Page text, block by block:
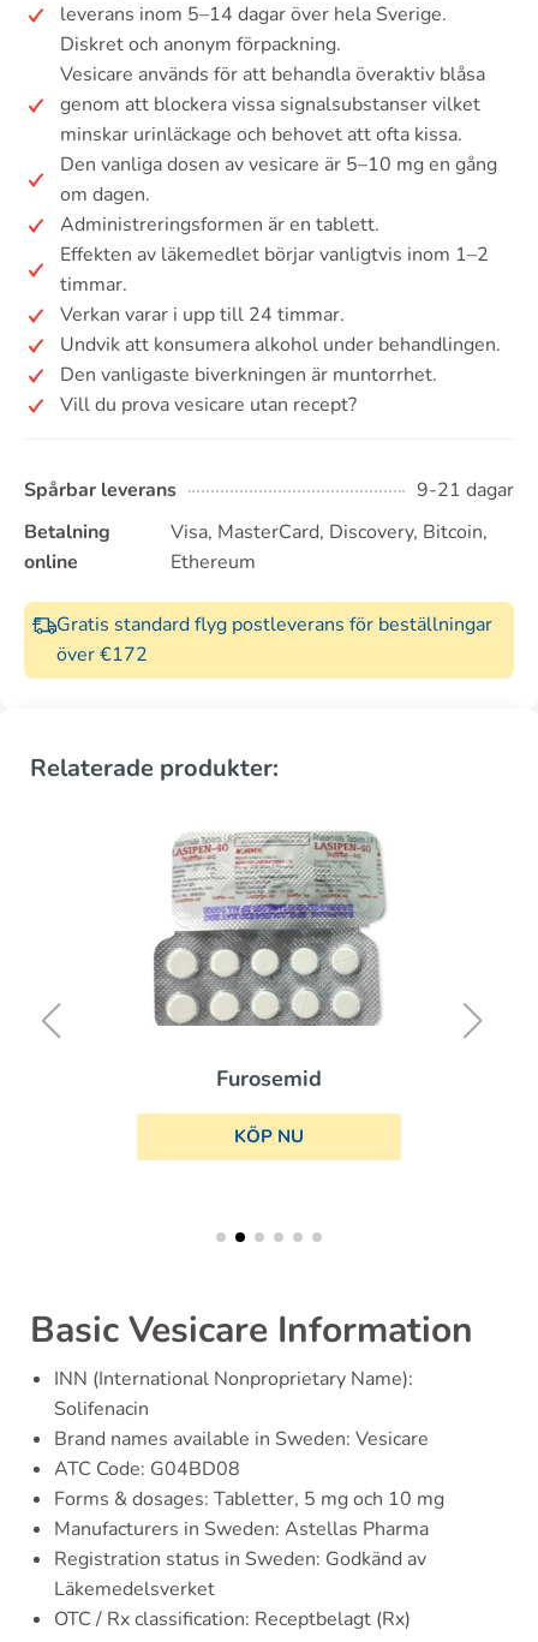
leverans inom 5–14 dagar över hela Sverige.
Diskret och anonym förpackning.
Vesicare används för att behandla överaktiv blåsa
genom att blockera vissa signalsubstanser vilket
minskar urinläckage och behovet att ofta kissa.
Den vanliga dosen av vesicare är 5–10 mg en gång
om dagen.
Administreringsformen är en tablett.
Effekten av läkemedlet börjar vanligtvis inom 1–2
timmar.
Verkan varar i upp till 24 timmar.
Undvik att konsumera alkohol under behandlingen.
Den vanligaste biverkningen är muntorrhet.
Vill du prova vesicare utan recept?
Spårbar leverans
9-21 dagar
Betalning
online
Visa, MasterCard, Discovery, Bitcoin,
Ethereum
Gratis standard flyg postleverans för beställningar
över €172
Relaterade produkter:
Furosemid
KÖP NU
Basic Vesicare Information
INN (International Nonproprietary Name):
Solifenacin
Brand names available in Sweden: Vesicare
ATC Code: G04BD08
Forms & dosages: Tabletter, 5 mg och 10 mg
Manufacturers in Sweden: Astellas Pharma
Registration status in Sweden: Godkänd av
Läkemedelsverket
OTC / Rx classification: Receptbelagt (Rx)